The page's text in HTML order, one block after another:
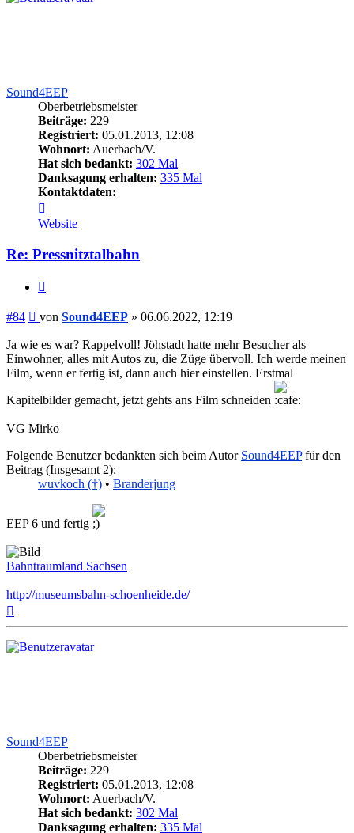
Sound4EEP
Oberbetriebsmeister
Beiträge: 229
Registriert: 05.01.2013, 12:08
Wohnort: Auerbach/V.
Hat sich bedankt: 302 Mal
Danksagung erhalten: 335 Mal
Kontaktdaten:
von
Sound4EEP
Website
Re: Pressnitztalbahn
#84 Beitrag
von Sound4EEP » 06.06.2022, 12:19
Ja wie es war? Rappelvoll! Jöhstadt hatte mehr Besucher als
Einwohner, alles mit Autos zu, die Züge übervoll. Ich werde meinen
Film, wenn er fertig ist, dann auch hier einstellen. Erstmal
Kapitelbilder gemacht, jetzt gehts ans Film schneiden
VG Mirko
Folgende Benutzer bedankten sich beim Autor Sound4EEPfür den
Beitrag (Insgesamt 2):
wuvkoch (†) • Branderjung
EEP 6 und fertig
Bahntraumland Sachsen
http://museumsbahn-schoenheide.de/
Sound4EEP
Oberbetriebsmeister
Beiträge: 229
Registriert: 05.01.2013, 12:08
Wohnort: Auerbach/V.
Hat sich bedankt: 302 Mal
Danksagung erhalten: 335 Mal